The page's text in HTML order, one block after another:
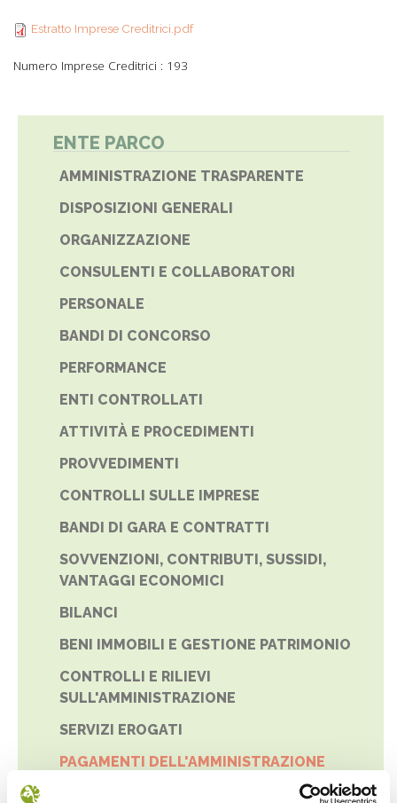
debiti.pdf
Estratto Imprese
Creditrici.pdf
Estratto Imprese Creditrici.pdf
Numero Imprese Creditrici : 193
ENTE PARCO
AMMINISTRAZIONE TRASPARENTE
DISPOSIZIONI GENERALI
ORGANIZZAZIONE
CONSULENTI E COLLABORATORI
PERSONALE
BANDI DI CONCORSO
PERFORMANCE
ENTI CONTROLLATI
ATTIVITÀ E PROCEDIMENTI
PROVVEDIMENTI
CONTROLLI SULLE IMPRESE
BANDI DI GARA E CONTRATTI
SOVVENZIONI, CONTRIBUTI, SUSSIDI,
VANTAGGI ECONOMICI
BILANCI
BENI IMMOBILI E GESTIONE PATRIMONIO
CONTROLLI E RILIEVI
SULL'AMMINISTRAZIONE
SERVIZI EROGATI
PAGAMENTI DELL'AMMINISTRAZIONE